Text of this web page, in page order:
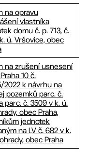
na opravu
vlastníka
domu č. p. 713, č.
k. ú. Vršovice, obec
na zrušení usnesení
10 č.
2022 k návrhu na
pozemků parc. č.
parc. č. 3509 v k. ú.
obec Praha,
jednotek
na LV č. 682 v k.
obec Praha